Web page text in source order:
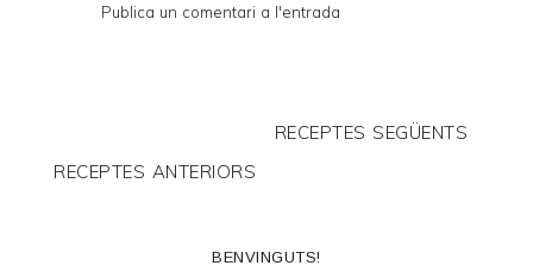
Publica un comentari a l'entrada
RECEPTES SEGÜENTS
RECEPTES ANTERIORS
BENVINGUTS!